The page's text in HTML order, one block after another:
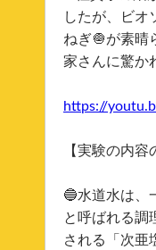
したが、ビオ
ねぎ🧅が素晴
家さんに驚か
https://
【実験の内容
🔵水道水は、
と呼ばれる調
される「次亜